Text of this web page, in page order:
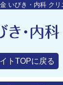
いびき・内科 クリ
トTOPに戻る